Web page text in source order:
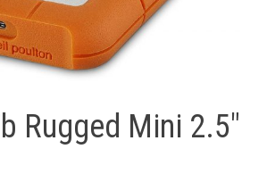
Rugged Mini 2.5″